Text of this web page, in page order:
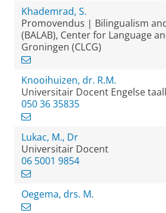
Khademrad, S.
Promovendus | Bilingualism
(BALAB), Center for Language
Groningen (CLCG)
Knooihuizen, dr. R.M.
Universitair Docent Engelse
050 36 35835
Lukac, M., Dr
Universitair Docent
06 5001 9854
Oegema, drs. M.